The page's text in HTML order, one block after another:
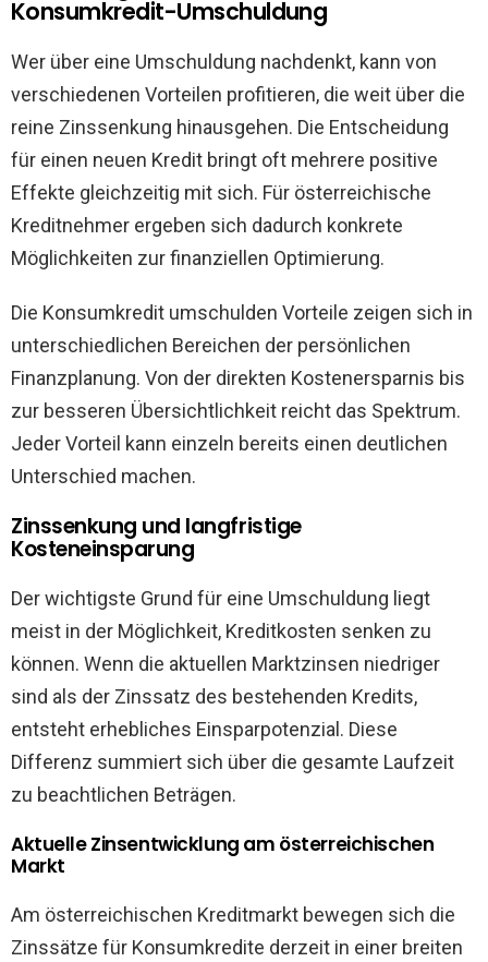
Konsumkredit-Umschuldung
Wer über eine Umschuldung nachdenkt, kann von
verschiedenen Vorteilen profitieren, die weit über die
reine Zinssenkung hinausgehen. Die Entscheidung
für einen neuen Kredit bringt oft mehrere positive
Effekte gleichzeitig mit sich. Für österreichische
Kreditnehmer ergeben sich dadurch konkrete
Möglichkeiten zur finanziellen Optimierung.
Die Konsumkredit umschulden Vorteile zeigen sich in
unterschiedlichen Bereichen der persönlichen
Finanzplanung. Von der direkten Kostenersparnis bis
zur besseren Übersichtlichkeit reicht das Spektrum.
Jeder Vorteil kann einzeln bereits einen deutlichen
Unterschied machen.
Zinssenkung und langfristige
Kosteneinsparung
Der wichtigste Grund für eine Umschuldung liegt
meist in der Möglichkeit, Kreditkosten senken zu
können. Wenn die aktuellen Marktzinsen niedriger
sind als der Zinssatz des bestehenden Kredits,
entsteht erhebliches Einsparpotenzial. Diese
Differenz summiert sich über die gesamte Laufzeit
zu beachtlichen Beträgen.
Aktuelle Zinsentwicklung am österreichischen
Markt
Am österreichischen Kreditmarkt bewegen sich die
Zinssätze für Konsumkredite derzeit in einer breiten